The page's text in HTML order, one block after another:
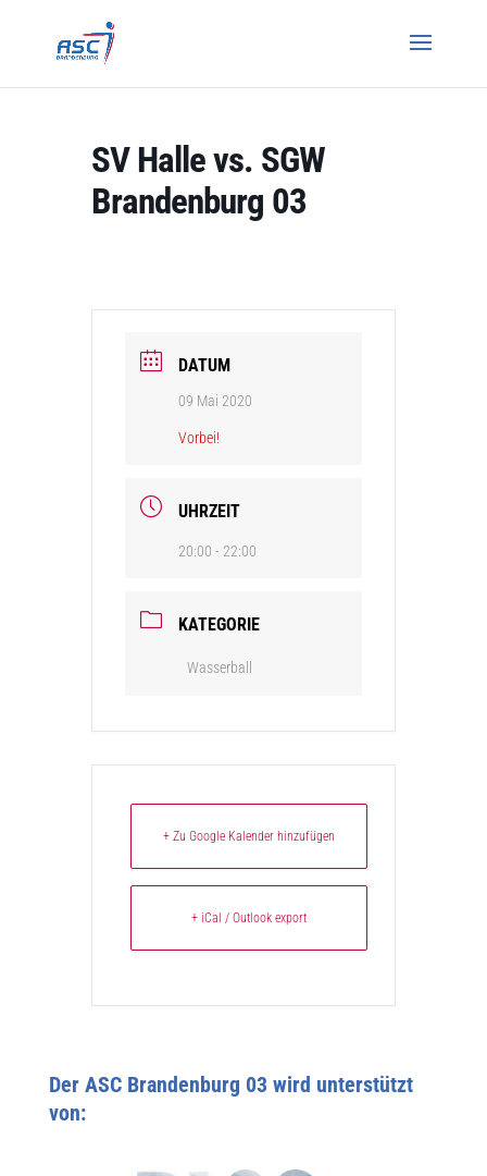
SV Halle vs. SGW
Brandenburg 03
DATUM
09 Mai 2020
Vorbei!
UHRZEIT
20:00 - 22:00
KATEGORIE
Wasserball
+ Zu Google Kalender hinzufügen
+ iCal / Outlook export
Der ASC Brandenburg 03 wird unterstützt
von: